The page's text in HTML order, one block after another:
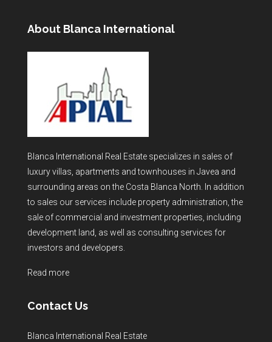
About Blanca International
Blanca International Real Estate specializes in sales of
luxury villas, apartments and townhouses in Javea and
surrounding areas on the Costa Blanca North. In addition
to sales our services include property administration, the
sale of commercial and investment properties, including
development land, as well as consulting services for
investors and developers.
Read more
Contact Us
Blanca International Real Estate